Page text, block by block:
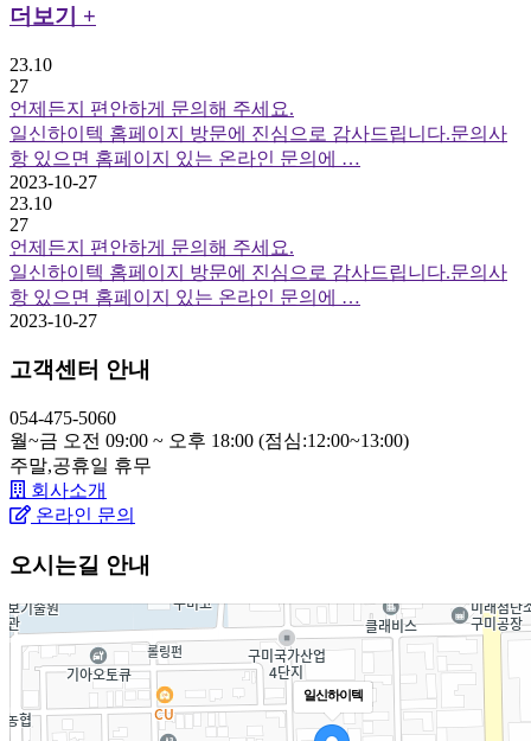
더보기 +
23.10
27
언제든지 편안하게 문의해 주세요.
일신하이텍 홈페이지 방문에 진심으로 감사드립니다.문의사
항 있으면 홈페이지 있는 온라인 문의에 …
2023-10-27
23.10
27
언제든지 편안하게 문의해 주세요.
일신하이텍 홈페이지 방문에 진심으로 감사드립니다.문의사
항 있으면 홈페이지 있는 온라인 문의에 …
2023-10-27
고객센터 안내
054-475-5060
월~금 오전 09:00 ~ 오후 18:00 (점심:12:00~13:00)
주말,공휴일 휴무
회사소개
온라인 문의
오시는길 안내
일신하이텍